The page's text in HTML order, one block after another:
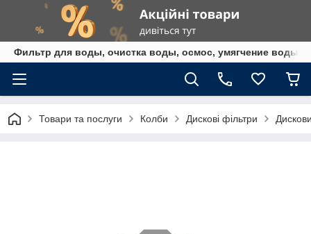
Фильтр для воды, очистка воды, осмос, умягчение воды,
Товари та послуги Колби Дискові фільтри